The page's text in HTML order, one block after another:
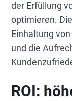
der Erfüllung
optimieren.
Einhaltung
und die
ROI: